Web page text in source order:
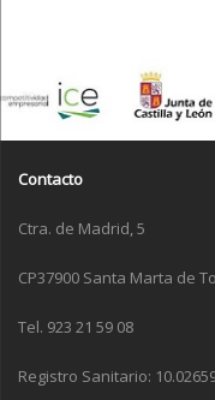
Contacto
Ctra. de Madrid, 5
CP37900 Santa Marta de
Tel. 923 21 59 08
Registro Sanitario: